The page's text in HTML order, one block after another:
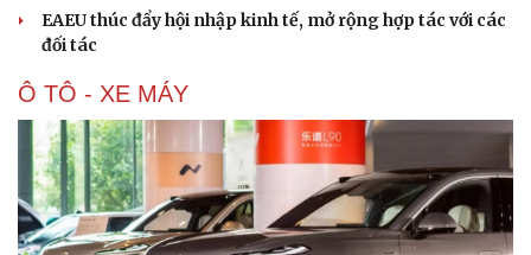
EAEU thúc đẩy hội nhập kinh tế, mở rộng hợp tác với các
đối tác
Ô TÔ - XE MÁY